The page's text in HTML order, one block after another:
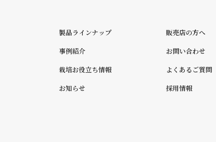
製品ラインナップ
事例紹介
栽培お役立ち情報
お知らせ
販売店の方へ
お問い合わせ
よくあるご質問
採用情報